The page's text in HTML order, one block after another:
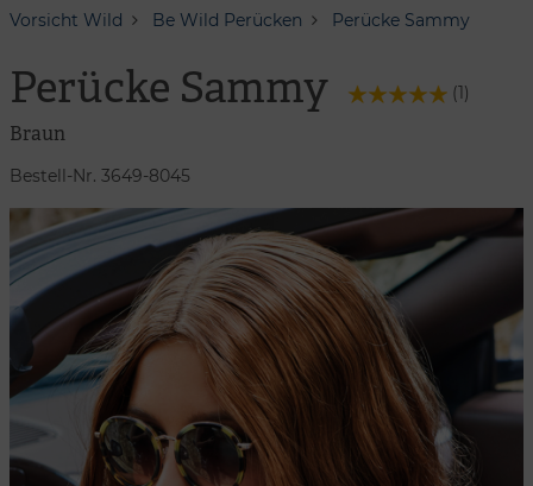
Vorsicht Wild Be Wild Perücken Perücke Sammy
Perücke Sammy (1)
Braun
Bestell-Nr. 3649-8045